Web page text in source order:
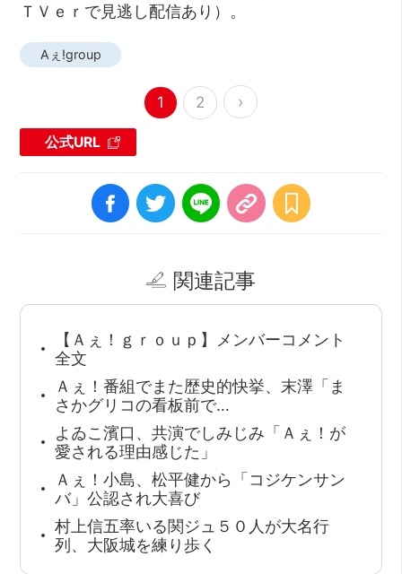
ＴＶｅｒで見逃し配信あり）。
Aぇ!group
1 2 ›
公式URL
関連記事
【Ａぇ！ｇｒｏｕｐ】メンバーコメント
全文
Ａぇ！番組でまた歴史的快挙、末澤「ま
さかグリコの看板前で…
よゐこ濱口、共演でしみじみ「Ａぇ！が
愛される理由感じた」
Ａぇ！小島、松平健から「コジケンサン
バ」公認され大喜び
村上信五率いる関ジュ５０人が大名行
列、大阪城を練り歩く